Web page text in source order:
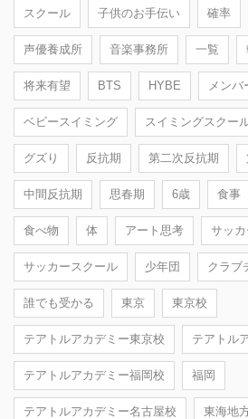
スクール 子供のお手伝い 確率
声優養成所 音楽事務所 一覧
将来有望 BTS HYBE メンバ
ベビースイミング スイミングスクー
グズり 反抗期 第二次反抗期
中間反抗期 思春期 6歳 食事
食べ物 体 アート思考 サッカ
サッカースクール 少年団 クラブ
誰でも受かる 東京 東京校
テアトルアカデミー東京校 テアトル
テアトルアカデミー福岡校 福岡
テアトルアカデミー名古屋校 東海地